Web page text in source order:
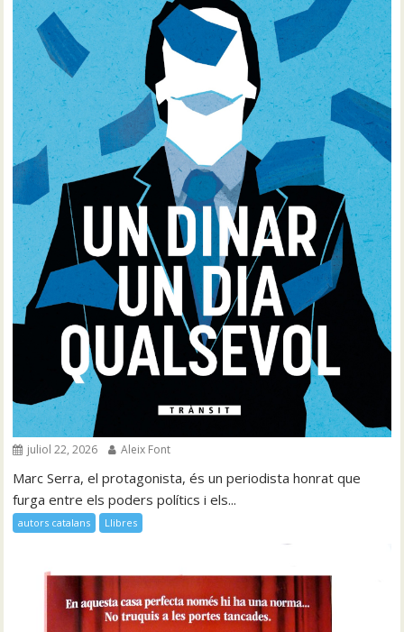
juliol 22, 2026 Aleix Font
Marc Serra, el protagonista, és un periodista honrat que
furga entre els poders polítics i els...
autors catalans Llibres